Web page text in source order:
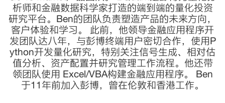
析师和金融数据科学家打造的端到端的量化投资
研究平台。Ben的团队负责塑造产品的未来方向，
客户体验和学习。 此前，他领导金融应用程序开
发团队达八年，与彭博终端用户密切合作，使用P
ython开发量化研究，特别关注信号生成、相对估
值分析、资产配置并研究管理工作流程。他还带
领团队使用 Excel/VBA构建金融应用程序。 Ben
于11年前加入彭博，曾在伦敦和香港工作。